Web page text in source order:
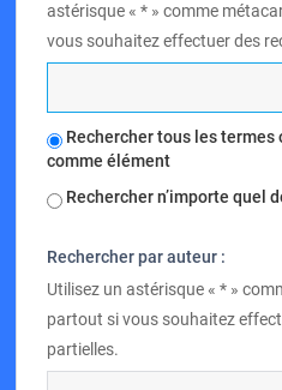
astérisque « * » comme
vous souhaitez effectuer des
Rechercher tous les
comme élément
Rechercher n’importe quel
Rechercher par auteur :
Utilisez un astérisque « * »
partout si vous souhaitez
partielles.